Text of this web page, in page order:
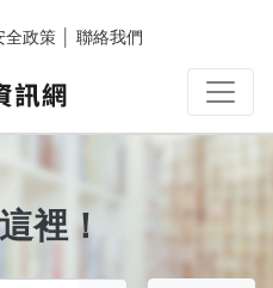
全政策 聯絡我們
裡！